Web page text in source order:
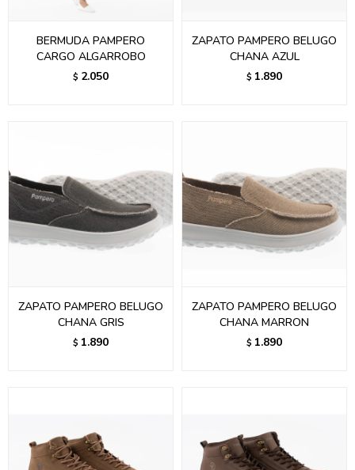
BERMUDA PAMPERO
CARGO ALGARROBO
$ 2.050
ZAPATO PAMPERO BELUGO
CHANA AZUL
$ 1.890
ZAPATO PAMPERO BELUGO
CHANA GRIS
$ 1.890
ZAPATO PAMPERO BELUGO
CHANA MARRON
$ 1.890